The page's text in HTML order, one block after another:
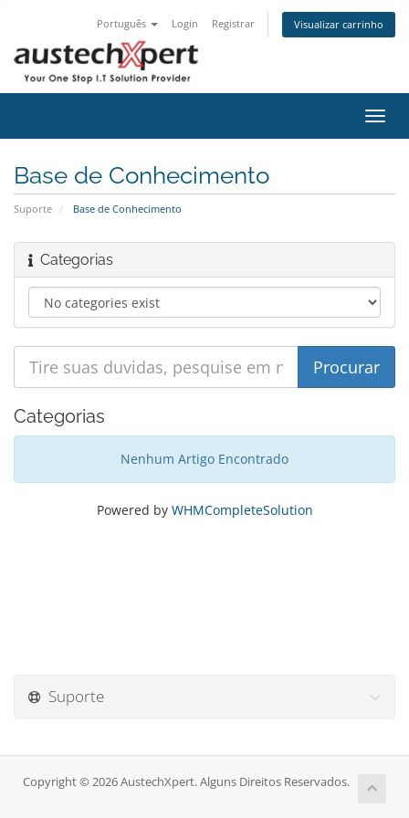
Português Login Registrar Visualizar carrinho
Base de Conhecimento
Suporte Base de Conhecimento
Categorias
Categorias
Nenhum Artigo Encontrado
Powered by WHMCompleteSolution
Suporte
Copyright © 2026 AustechXpert. Alguns Direitos Reservados.